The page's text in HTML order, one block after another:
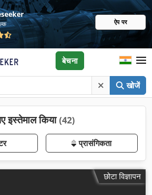
ऐप पर
खोजें
बेचना
इस्तेमाल किया(42)
प्रासंगिकता
छोटा विज्ञापन